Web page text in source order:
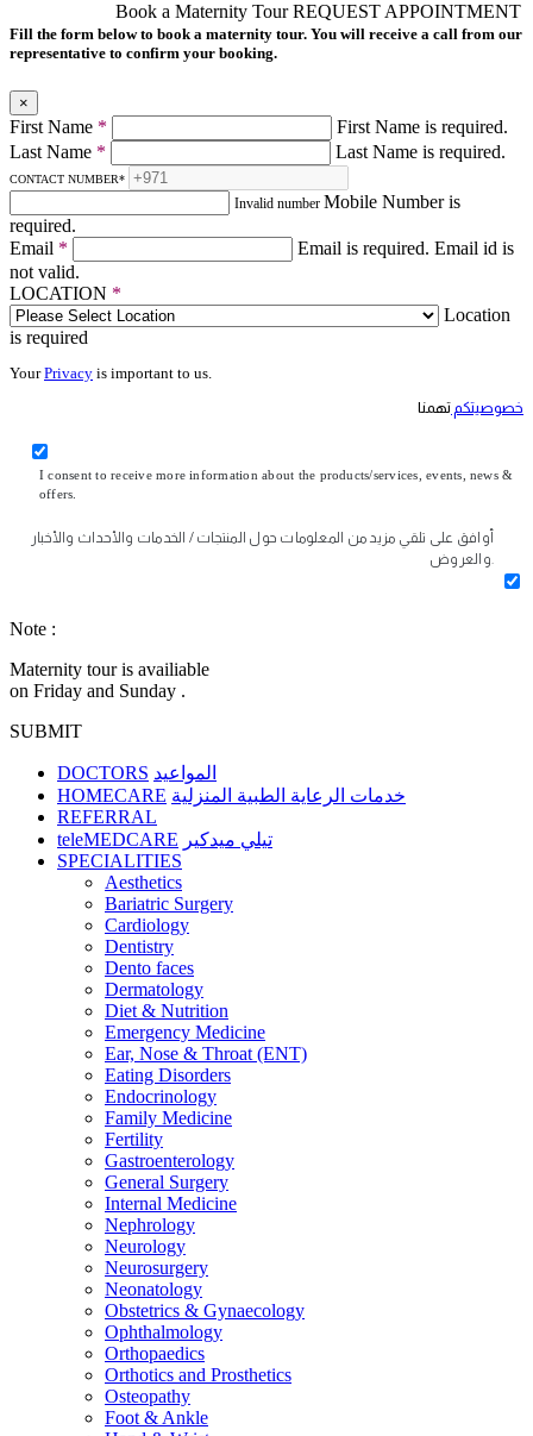
REQUEST APPOINTMENT
Book a Maternity Tour
Fill the form below to book a maternity tour. You will receive a call from our
representative to confirm your booking.
×
First Name *
First Name is required.
Last Name * Last Name is required.
CONTACT NUMBER*
Invalid number Mobile Number is
required.
Email * Email is required. Email id is
not valid.
LOCATION *
Location
is required
YourPrivacy is important to us.
خصوصيتكم تهمنا
I consent to receive more information about the products/services, events, news &
offers.
أوافق على تلقي مزيد من المعلومات حول المنتجات / الخدمات والأحداث والأخبار
Note :
Maternity tour is availiable
on Friday and Sunday .
SUBMIT
DOCTORS المواعيد
HOMECARE خدمات الرعاية الطبية المنزلية
REFERRAL
teleMEDCARE تيلي ميدكير
SPECIALITIES
Aesthetics
Bariatric Surgery
Cardiology
Dentistry
Dento faces
Dermatology
Diet & Nutrition
Emergency Medicine
Ear, Nose & Throat (ENT)
Eating Disorders
Endocrinology
Family Medicine
Fertility
Gastroenterology
General Surgery
Internal Medicine
Nephrology
Neurology
Neurosurgery
Neonatology
Obstetrics & Gynaecology
Ophthalmology
Orthopaedics
Orthotics and Prosthetics
Osteopathy
Foot & Ankle